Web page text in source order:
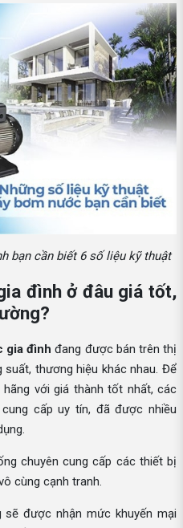
bạn cần biết 6 số liệu kỹ thuật
đình ở đâu giá tốt,
gia đình đang được bán trên thị
thương hiệu khác nhau. Để
với giá thành tốt nhất, các
cấp uy tín, đã được nhiều
chuyên cung cấp các thiết bị
cùng cạnh tranh.
sẽ được nhận mức khuyến mại